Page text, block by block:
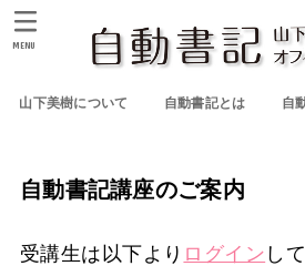
山下美樹について 自動書記とは 自
MENU
自動書記講座のご案内
受講生は以下より ログイン し